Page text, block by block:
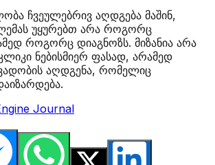
ჩვეულებრივ აღდგება მაშინ,
უყურებთ არა როგორც
როგორც დიაგნოზს. მიზანია არა
ნებისმიერ ფასად, არამედ
აღდგენა, რომელიც
Journal